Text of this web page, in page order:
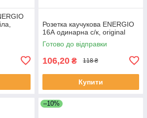
Розетка каучукова ENERGIO
16А одинарна с/к, original
Готово до відправки
106,20 ₴ 118 ₴
Купити
–10%